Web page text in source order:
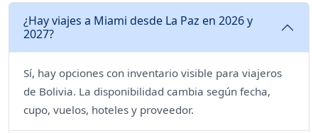
¿Hay viajes a Miami desde La Paz en 2026 y
2027?
Sí, hay opciones con inventario visible para viajeros
de Bolivia. La disponibilidad cambia según fecha,
cupo, vuelos, hoteles y proveedor.